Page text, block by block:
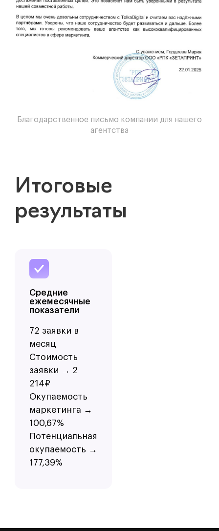
Благодарственное письмо компании для нашего
агентства
Итоговые
результаты
Средние
ежемесячные
показатели
72 заявки в
месяц
Стоимость
заявки → 2
214₽
Окупаемость
маркетинга →
100,67%
Потенциальная
окупаемость →
177,39%